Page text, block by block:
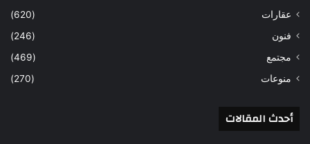
عقارات
(620)
فنون
(246)
مجتمع
(469)
منوعات
(270)
أحدث المقالات